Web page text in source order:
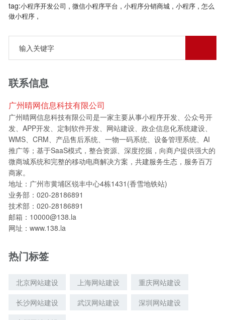
tag:小程序开发公司 ,微信小程序平台 ,小程序分销商城 ,小程序 ,怎么
做小程序 ,
联系信息
广州晴网信息科技有限公司
广州晴网信息科技有限公司是一家主要从事小程序开发、公众号开
发、APP开发、定制软件开发、网站建设、政企信息化系统建设、
WMS、CRM、产品售后系统、一物一码系统、设备管理系统、AI
推广等；基于SaaS模式，整合资源、深度挖掘，向商户提供强大的
微商城系统和完整的移动电商解决方案，共建服务生态，服务百万
商家。
地址：广州市黄埔区锐丰中心4栋1431(香雪地铁站)
业务部：020-28186891
技术部：020-28186891
邮箱：10000@138.la
网址：www.138.la
热门标签
北京网站建设 上海网站建设
重庆网站建设
长沙网站建设
武汉网站建设
深圳网站建设